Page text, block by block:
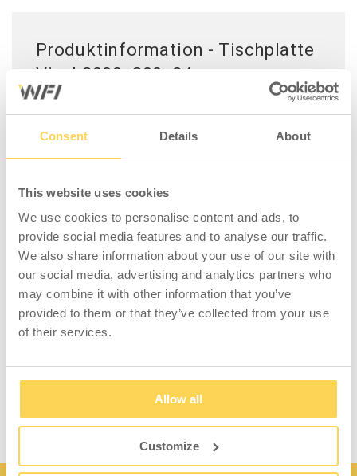
Consent Details About
This website uses cookies
We use cookies to personalise content and ads, to
provide social media features and to analyse our traffic.
We also share information about your use of our site with
our social media, advertising and analytics partners who
may combine it with other information that you’ve
provided to them or that they’ve collected from your use
of their services.
Allow all
Customize
Produktinformation - Tischplatte
Vinyl 2000x800x24 mm
Tischplatte aus Vinyl, einsetzbar für Pack-
verringert das Risiko der Beschädigung von zu
bearbeitenden Produkten. Kante aus
Kunststoffleiste. Vervollständigen Sie Ihren
individuellen Arbeitstisch mit einer Tischplatte
und Anbauten aus unserem großen Material-
und Designsortiment. Erstellen Sie auf diese
Weise ein funktionales Möbelstück, das sich
leicht mit anderen Einrichtungsgegenständen
kombinieren lässt. ACHTUNG: Bitte beachten
Sie, dass die Tischplatte ohne
Befestigungsschrauben geliefert wird.
Zwischenböden werden separat verkauft.